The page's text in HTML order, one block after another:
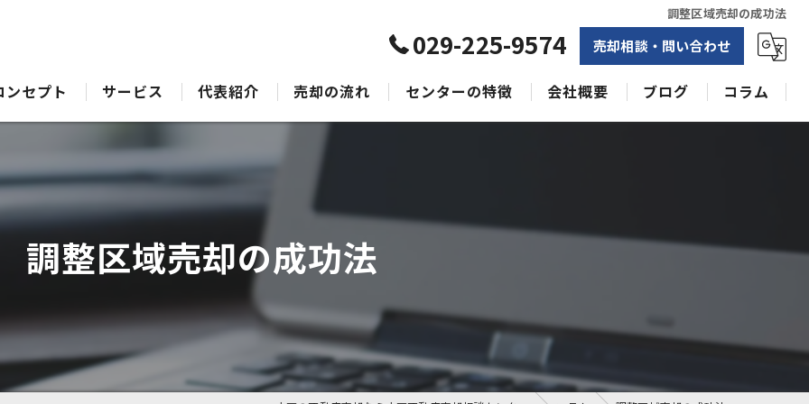
調整区域売却の成功法
029-225-9574 売却相談・問い合わせ
ンセプト
戸の不動産売却･水戸不動産売却相談センターのサポート
戸の不動産売却･水戸不動産売却相談センターの最適なアドバイス
サービス 代表紹介 売却の流れ センターの特徴
収益物件
会社概要 ブログ コラム
調整区域売却の成功法